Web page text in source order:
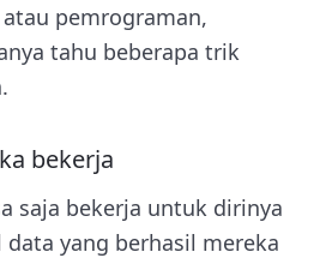
pemrograman,
tahu beberapa trik
bekerja
saja bekerja untuk dirinya
yang berhasil mereka